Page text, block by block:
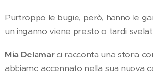
Purtroppo le bugie, però, hanno le
un inganno viene presto o tardi
Mia Delamarci racconta una storia
abbiamo accennato nella sua nuova